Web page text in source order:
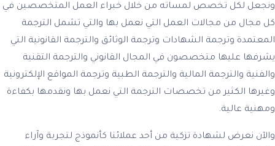
ونجعل لكل تخصص لمساته من خلال خبراء العمل المتخصصين في
كل مجال من مجالات العمل التي نعمل بها والتي تشمل الترجمة
المعتمدة وترجمة الشهادات وترجمة الوثائق والترجمة القانونية التي
يشرفها عليها متخصصون في المجال القانوني والترجمة التقنية
والفنية والترجمة المالية والترجمة الطبية وترجمة المواقع الإلكترونية
وغيرها الكثير من تخصصات الترجمة التي نعمل بها ونقدمها بكفاءة
ومهنية عالية.
والآن نعرض لشهادة تزكية من أحد عملائنا كأنموذج لتجربة وآراء